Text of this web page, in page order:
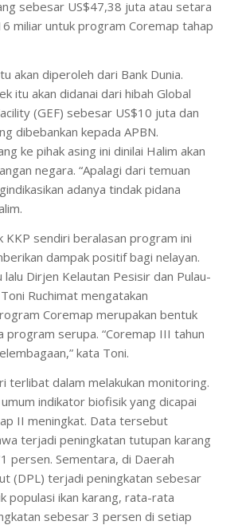
sebesar US$47,38 juta atau setara
miliar untuk program Coremap tahap
akan diperoleh dari Bank Dunia.
itu akan didanai dari hibah Global
(GEF) sebesar US$10 juta dan
dibebankan kepada APBN.
ke pihak asing ini dinilai Halim akan
negara. “Apalagi dari temuan
adanya tindak pidana
KKP sendiri beralasan program ini
dampak positif bagi nelayan.
Dirjen Kelautan Pesisir dan Pulau-
Ruchimat mengatakan
Coremap merupakan bentuk
program serupa. “Coremap III tahun
kata Toni.
terlibat dalam melakukan monitoring.
indikator biofisik yang dicapai
II meningkat. Data tersebut
terjadi peningkatan tutupan karang
persen. Sementara, di Daerah
(DPL) terjadi peningkatan sebesar
populasi ikan karang, rata-rata
sebesar 3 persen di setiap